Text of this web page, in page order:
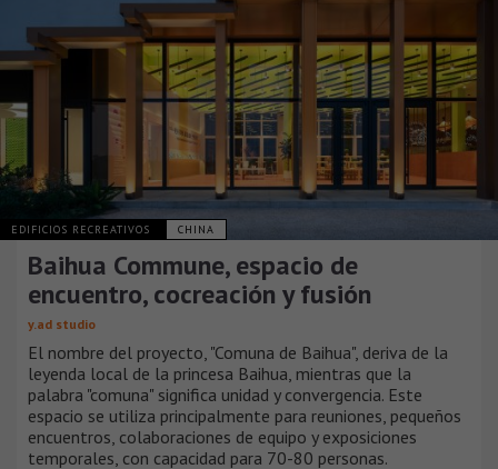
EDIFICIOS RECREATIVOS CHINA
Baihua Commune, espacio de
encuentro, cocreación y fusión
y.ad studio
El nombre del proyecto, "Comuna de Baihua", deriva de la
leyenda local de la princesa Baihua, mientras que la
palabra "comuna" significa unidad y convergencia. Este
espacio se utiliza principalmente para reuniones, pequeños
encuentros, colaboraciones de equipo y exposiciones
temporales, con capacidad para 70-80 personas.